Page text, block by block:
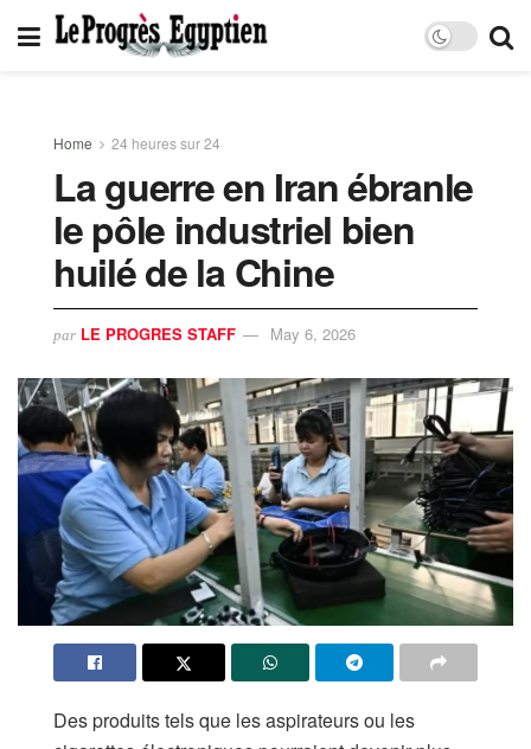
Home 24 heures sur 24
La guerre en Iran ébranle
le pôle industriel bien
huilé de la Chine
par LE PROGRES STAFF May 6, 2026
Des produits tels que les aspirateurs ou les